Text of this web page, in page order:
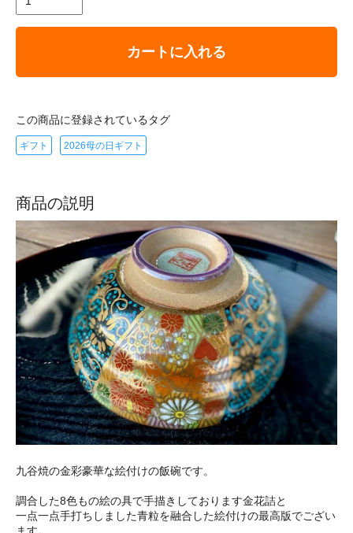
カートに入れる
この商品に登録されているタグ
ギフト 2026母の日ギフト
商品の説明
九谷焼の金彩豪華な絵付けの飯碗です。
調合した8色もの絵の具で手描きしております金花詰と
一点一点手打ちしました青粒を融合した絵付けの最高版でござい